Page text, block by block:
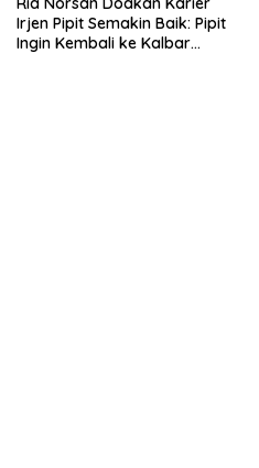
Irjen Pipit Semakin Baik: Pipit
Ingin Kembali ke Kalbar